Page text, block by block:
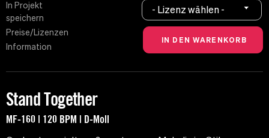
In Projekt
speichern
Preise/Lizenzen
Information
- Lizenz wählen -
Stand Together
MF-160 | 120 BPM | D-Moll